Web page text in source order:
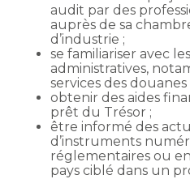
audit par des
auprès de sa
d’industrie ;
se familiariser avec
administratives,
services des douanes
obtenir des aides
prêt du Trésor ;
être informé des
d’instruments
réglementaires ou
pays ciblé dans un